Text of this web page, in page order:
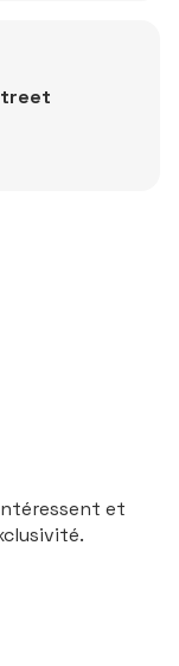
et